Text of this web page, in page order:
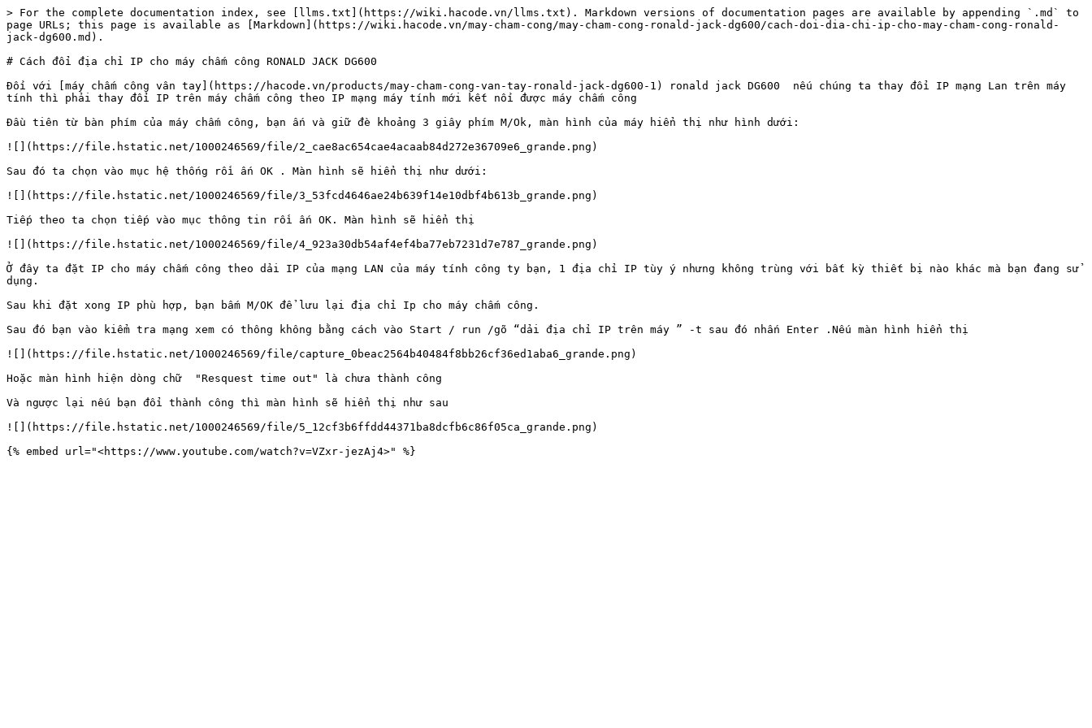
> For the complete documentation index, see [llms.txt](https://wiki.hacode.vn/llms.txt). Markdown versions of documentation pages are available by appending `.md` to
page URLs; this page is available as [Markdown](https://wiki.hacode.vn/may-cham-cong/may-cham-cong-ronald-jack-dg600/cach-doi-dia-chi-ip-cho-may-cham-cong-ronald-
jack-dg600.md).
# Cách đổi địa chỉ IP cho máy chấm công RONALD JACK DG600
Đối với [máy chấm công vân tay](https://hacode.vn/products/may-cham-cong-van-tay-ronald-jack-dg600-1) ronald jack DG600  nếu chúng ta thay đổi IP mạng Lan trên máy
tính thì phải thay đổi IP trên máy chấm công theo IP mạng máy tính mới kết nối được máy chấm công
Đầu tiên từ bàn phím của máy chấm công, bạn ấn và giữ đè khoảng 3 giây phím M/Ok, màn hình của máy hiển thị như hình dưới:
![](https://file.hstatic.net/1000246569/file/2_cae8ac654cae4acaab84d272e36709e6_grande.png)
Sau đó ta chọn vào mục hệ thống rồi ấn OK . Màn hình sẽ hiển thị như dưới:
![](https://file.hstatic.net/1000246569/file/3_53fcd4646ae24b639f14e10dbf4b613b_grande.png)
Tiếp theo ta chọn tiếp vào mục thông tin rồi ấn OK. Màn hình sẽ hiển thị
![](https://file.hstatic.net/1000246569/file/4_923a30db54af4ef4ba77eb7231d7e787_grande.png)
Ở đây ta đặt IP cho máy chấm công theo dải IP của mạng LAN của máy tính công ty bạn, 1 địa chỉ IP tùy ý nhưng không trùng với bất kỳ thiết bị nào khác mà bạn đang sử
dụng.
Sau khi đặt xong IP phù hợp, bạn bấm M/OK để lưu lại địa chỉ Ip cho máy chấm công.
Sau đó bạn vào kiểm tra mạng xem có thông không bằng cách vào Start / run /gõ “dải địa chỉ IP trên máy ” -t sau đó nhấn Enter .Nếu màn hình hiển thị
![](https://file.hstatic.net/1000246569/file/capture_0beac2564b40484f8bb26cf36ed1aba6_grande.png)
Hoặc màn hình hiện dòng chữ  "Resquest time out" là chưa thành công
Và ngược lại nếu bạn đổi thành công thì màn hình sẽ hiển thị như sau
![](https://file.hstatic.net/1000246569/file/5_12cf3b6ffdd44371ba8dcfb6c86f05ca_grande.png)